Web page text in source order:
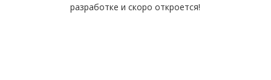
разработке и скоро откроется!